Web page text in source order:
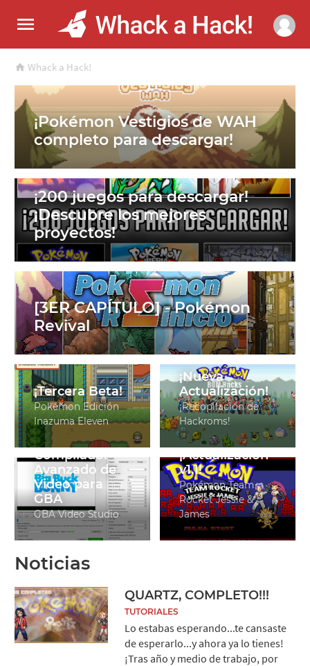
Whack a Hack!
¡Pokémon Vestigios de WAH
completo para descargar!
¡200 juegos para descargar!
¡Descubre los mejores
proyectos!
[3ER CAPÍTULO] - Pokémon
Revival
¡Tercera Beta!
Pokémon Edición
Inazuma Eleven
¡Nueva
Actualización!
¡Recopilación de
Hackroms!
Editor Visual y
Compilador
Avanzado de
Video para
GBA
GBA Video Studio
¡Actualización
v1.1!
Pokémon Team
Rocket Jessie &
James
Noticias
QUARTZ, COMPLETO!!!
TUTORIALES
Lo estabas esperando...te cansaste
de esperarlo...y ahora ya lo tienes!
¡Tras año y medio de trabajo, por